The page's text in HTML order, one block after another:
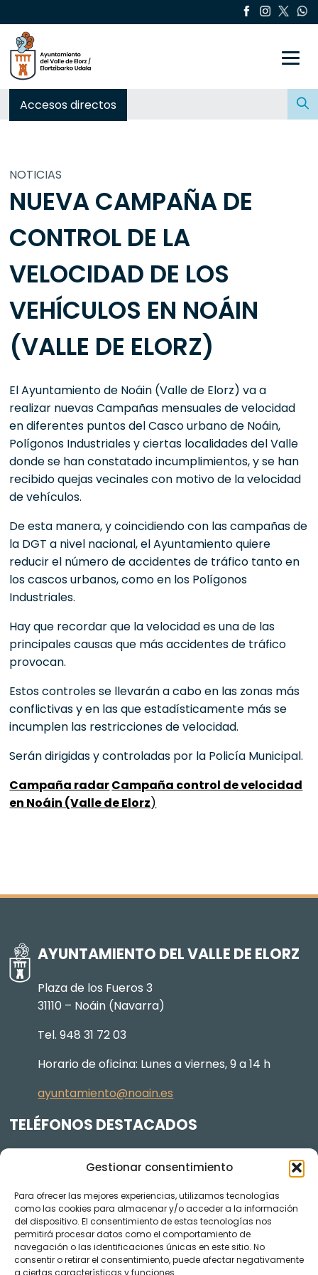
Gestionar consentimiento
Para ofrecer las mejores experiencias, utilizamos tecnologías
como las cookies para almacenar y/o acceder a la información
del dispositivo. El consentimiento de estas tecnologías nos
permitirá procesar datos como el comportamiento de
navegación o las identificaciones únicas en este sitio. No
consentir o retirar el consentimiento, puede afectar negativamente
a ciertas características y funciones.
Accesos directos
Buscar:
NOTICIAS
NUEVA CAMPAÑA DE
CONTROL DE LA
VELOCIDAD DE LOS
VEHÍCULOS EN NOÁIN
(VALLE DE ELORZ)
El Ayuntamiento de Noáin (Valle de Elorz) va a
realizar nuevas Campañas mensuales de velocidad
en diferentes puntos del Casco urbano de Noáin,
Polígonos Industriales y ciertas localidades del Valle
donde se han constatado incumplimientos, y se han
recibido quejas vecinales con motivo de la velocidad
de vehículos.
De esta manera, y coincidiendo con las campañas de
la DGT a nivel nacional, el Ayuntamiento quiere
reducir el número de accidentes de tráfico tanto en
los cascos urbanos, como en los Polígonos
Industriales.
Hay que recordar que la velocidad es una de las
principales causas que más accidentes de tráfico
provocan.
Estos controles se llevarán a cabo en las zonas más
conflictivas y en las que estadísticamente más se
incumplen las restricciones de velocidad.
Serán dirigidas y controladas por la Policía Municipal.
Campaña radarCampaña control de velocidad
en Noáin (Valle de Elorz)
AYUNTAMIENTO DEL VALLE DE ELORZ
Plaza de los Fueros 3
31110 – Noáin (Navarra)
Tel. 948 31 72 03
Horario de oficina: Lunes a viernes, 9 a 14 h
ayuntamiento@noain.es
TELÉFONOS DESTACADOS
605 834 045
948 368 156
Jardinería y Agenda Local 2030
948 074 848
TRANSPARENCIA
Videos de los plenos en YouTube